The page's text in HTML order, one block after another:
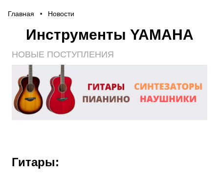
Главная • Новости
Инструменты YAMAHA
НОВЫЕ ПОСТУПЛЕНИЯ
Гитары: